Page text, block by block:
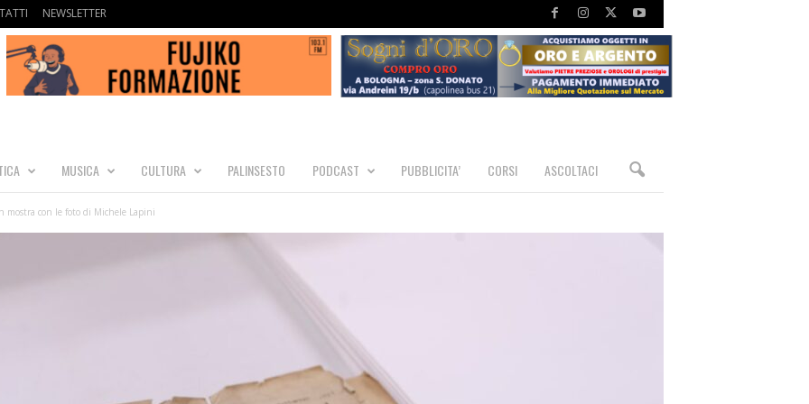
NEWSLETTER
MUSICA CULTURA PALINSESTO PODCAST PUBBLICITA’ CORSI ASCOLTACI
mostra con le foto di Michele Lapini